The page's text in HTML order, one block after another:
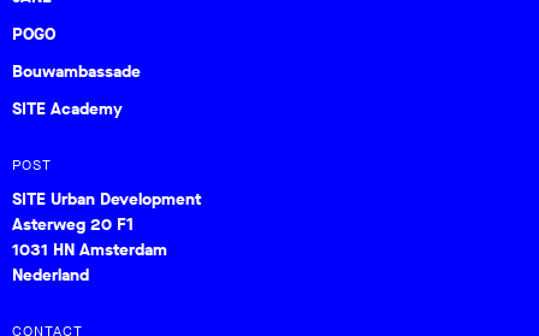
POGO
Bouwambassade
SITE Academy
POST
SITE Urban Development
Asterweg 20 F1
1031 HN Amsterdam
Nederland
CONTACT